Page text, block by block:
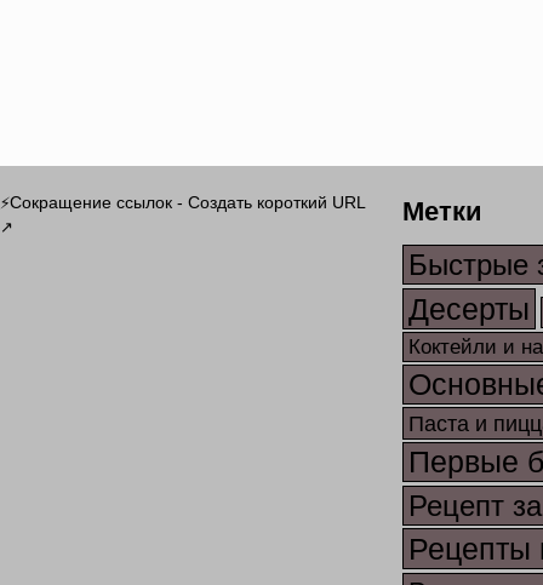
⚡Сокращение ссылок - Создать короткий URL
↗ Метки
Быстрые
Десерты
Коктейли и
Паста и
Первые
Рецепт
Рецепты